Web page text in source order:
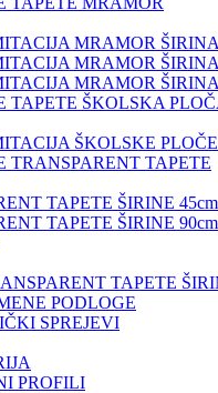
MRAMOR
MRAMOR
MRAMOR
TAPETE ŠKOLSKA
ŠKOLSKE
TRANSPARENT TAPETE
TAPETE ŠIRINE 45cm
TAPETE ŠIRINE 90cm
TAPETE
PODLOGE
SPREJEVI
PROFILI